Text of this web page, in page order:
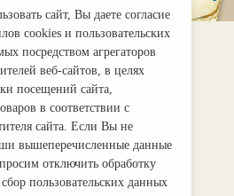
сайт, Вы даете согласие
cookies и пользовательских
посредством агрегаторов
веб-сайтов, в целях
посещений сайта,
в соответствии с
сайта. Если Вы не
вышеперечисленные данные
отключить обработку
пользовательских данных